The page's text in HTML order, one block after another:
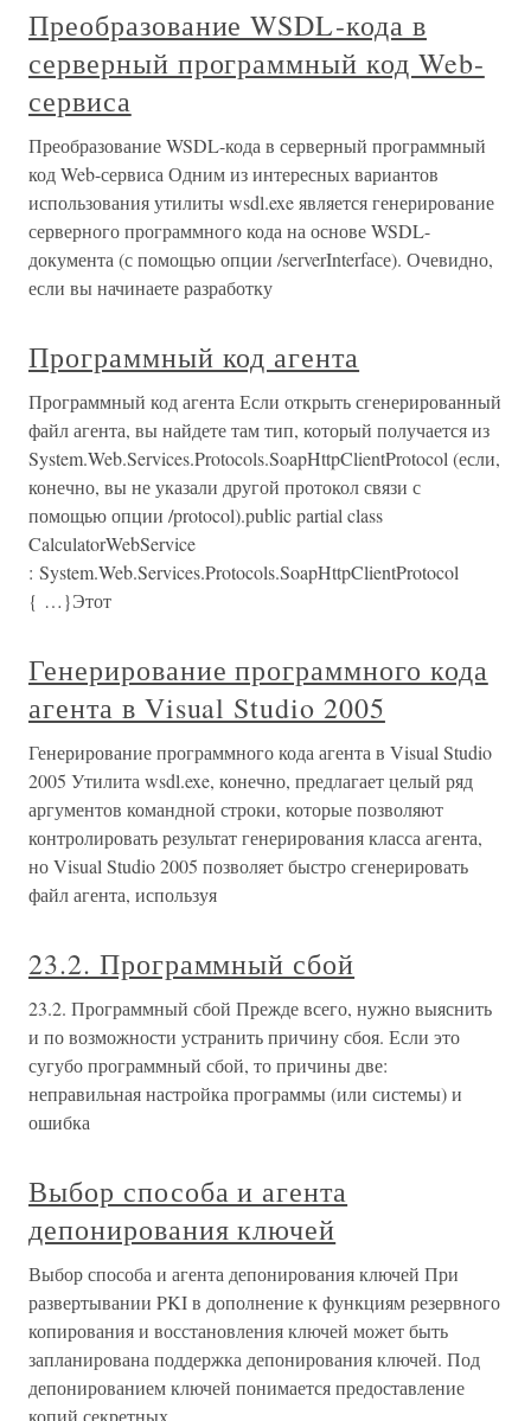
Преобразование WSDL-кода в
серверный программный код Web-
сервиса
Преобразование WSDL-кода в серверный программный
код Web-сервиса Одним из интересных вариантов
использования утилиты wsdl.exe является генерирование
серверного программного кода на основе WSDL-
документа (с помощью опции /serverInterfасе). Очевидно,
если вы начинаете разработку
Программный код агента
Программный код агента Если открыть сгенерированный
файл агента, вы найдете там тип, который получается из
System.Web.Services.Protocols.SoapHttpClientProtocol (если,
конечно, вы не указали другой протокол связи с
помощью опции /protocol).public partial class
CalculatorWebService
: System.Web.Services.Protocols.SoapHttpClientProtocol
{ …}Этот
Генерирование программного кода
агента в Visual Studio 2005
Генерирование программного кода агента в Visual Studio
2005 Утилита wsdl.exe, конечно, предлагает целый ряд
аргументов командной строки, которые позволяют
контролировать результат генерирования класса агента,
но Visual Studio 2005 позволяет быстро сгенерировать
файл агента, используя
23.2. Программный сбой
23.2. Программный сбой Прежде всего, нужно выяснить
и по возможности устранить причину сбоя. Если это
сугубо программный сбой, то причины две:
неправильная настройка программы (или системы) и
ошибка
Выбор способа и агента
депонирования ключей
Выбор способа и агента депонирования ключей При
развертывании PKI в дополнение к функциям резервного
копирования и восстановления ключей может быть
запланирована поддержка депонирования ключей. Под
депонированием ключей понимается предоставление
копий секретных